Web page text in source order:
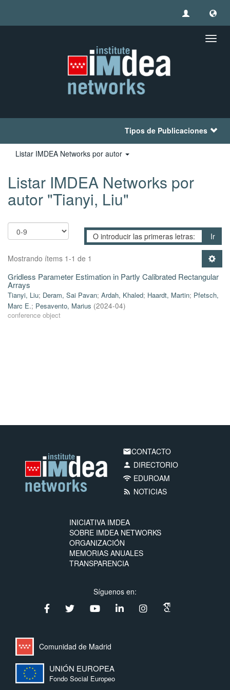
Tipos de Publicaciones
Listar IMDEA Networks por autor
Listar IMDEA Networks por
autor "Tianyi, Liu"
Ir
Mostrando ítems 1-1 de 1
Gridless Parameter Estimation in Partly Calibrated Rectangular
Arrays
Tianyi, Liu; Deram, Sai Pavan; Ardah, Khaled; Haardt, Martin; Pfetsch,
Marc E.; Pesavento, Marius (2024-04)
conference object
emailCONTACTO
person DIRECTORIO
wifi EDUROAM
rss_feed NOTICIAS
INICIATIVA IMDEA
SOBRE IMDEA NETWORKS
ORGANIZACIÓN
MEMORIAS ANUALES
TRANSPARENCIA
Síguenos en:
Comunidad de Madrid
UNIÓN EUROPEA
Fondo Social Europeo